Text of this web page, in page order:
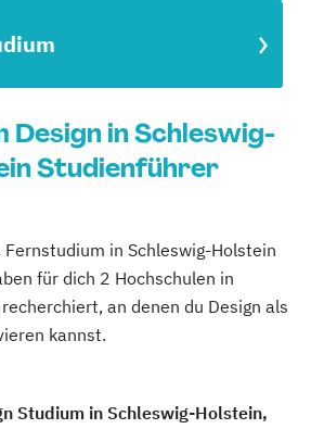
Design in Schleswig-
Studienführer
in Schleswig-Holstein
für dich 2 Hochschulen in
an denen du Design als
kannst.
Studium in Schleswig-Holstein,